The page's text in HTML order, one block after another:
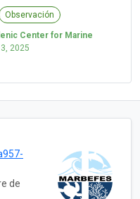
Observación
Center for Marine
2025
de